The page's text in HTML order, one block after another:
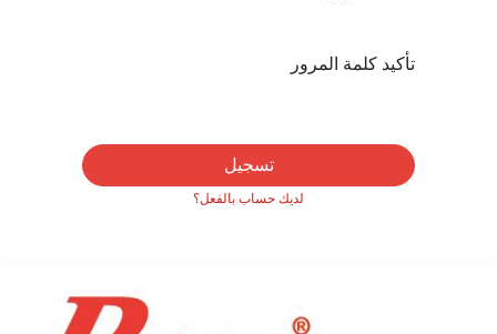
تأكيد كلمة المرور
تسجيل
لديك حساب بالفعل؟